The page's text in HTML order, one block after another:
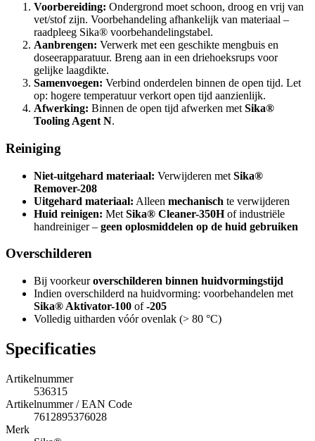
Voorbereiding: Ondergrond moet schoon, droog en vrij van
vet/stof zijn. Voorbehandeling afhankelijk van materiaal –
raadpleeg Sika® voorbehandelingstabel.
Aanbrengen: Verwerk met een geschikte mengbuis en
doseerapparatuur. Breng aan in een driehoeksrups voor
gelijke laagdikte.
Samenvoegen: Verbind onderdelen binnen de open tijd. Let
op: hogere temperatuur verkort open tijd aanzienlijk.
Afwerking: Binnen de open tijd afwerken met Sika®
Tooling Agent N.
Reiniging
Niet-uitgehard materiaal: Verwijderen met Sika®
Remover-208
Uitgehard materiaal: Alleen mechanisch te verwijderen
Huid reinigen: Met Sika® Cleaner-350Hof industriële
handreiniger – geen oplosmiddelen op de huid gebruiken
Overschilderen
Bij voorkeuroverschilderen binnen huidvormingstijd
Indien overschilderd na huidvorming: voorbehandelen met
Sika® Aktivator-100 of-205
Volledig uitharden vóór ovenlak (> 80 °C)
Specificaties
Artikelnummer
536315
Artikelnummer / EAN Code
7612895376028
Merk